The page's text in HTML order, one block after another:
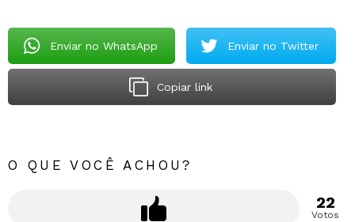
Enviar no WhatsApp Enviar no Twitter
Copiar link
O QUE VOCÊ ACHOU?
22
Votos